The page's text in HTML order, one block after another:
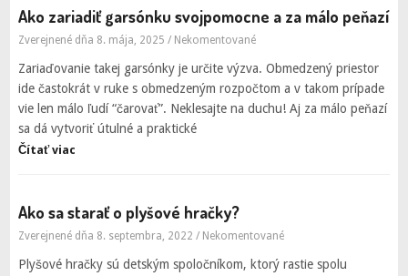
Ako zariadiť garsónku svojpomocne a za málo peňazí
Zverejnené dňa 8. mája, 2025 / Nekomentované
Zariaďovanie takej garsónky je určite výzva. Obmedzený priestor
ide častokrát v ruke s obmedzeným rozpočtom a v takom prípade
vie len málo ľudí “čarovať”. Neklesajte na duchu! Aj za málo peňazí
sa dá vytvoriť útulné a praktické
Čítať viac
Ako sa starať o plyšové hračky?
Zverejnené dňa 8. septembra, 2022 / Nekomentované
Plyšové hračky sú detským spoločníkom, ktorý rastie spolu